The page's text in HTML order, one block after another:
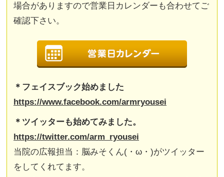
場合がありますので営業日カレンダーも合わせてご
確認下さい。
＊フェイスブック始めました
https://www.facebook.com/armryousei
＊ツイッターも始めてみました。
https://twitter.com/arm_ryousei
当院の広報担当：脳みそくん(・ω・)がツイッター
をしてくれてます。